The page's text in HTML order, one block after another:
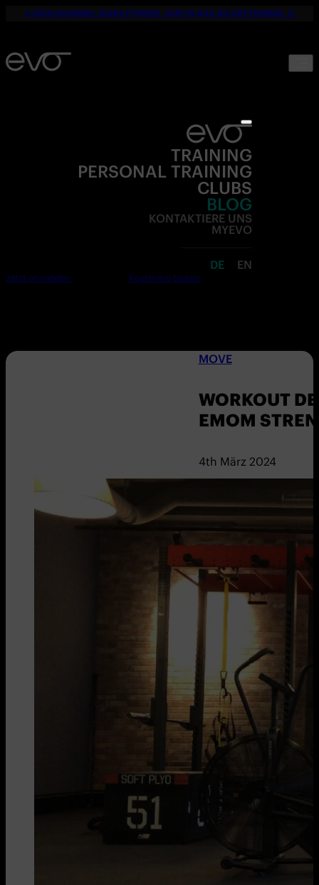
☀️ DEIN SOMMER. DEINE FITNESS. NUR 19,90€ BIS SEPTEMBER. 💪
TRAINING
PERSONAL TRAINING
CLUBS
BLOG
KONTAKTIERE UNS
MYEVO
DE EN
Jetzt anmelden Kostenlos testen
MOVE
WORKOUT
EMOM
4th März 2024